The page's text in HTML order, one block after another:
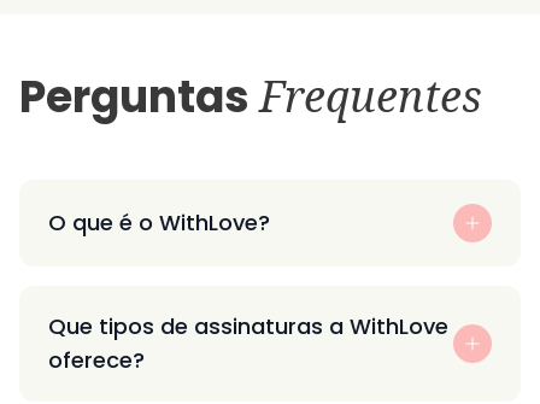
PerguntasFrequentes
O que é o WithLove?
Que tipos de assinaturas a WithLove
oferece?